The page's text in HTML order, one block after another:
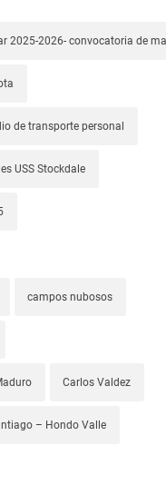
2025-2026- convocatoria de
de transporte personal
USS Stockdale
campos nubosos
Carlos Valdez
– Hondo Valle